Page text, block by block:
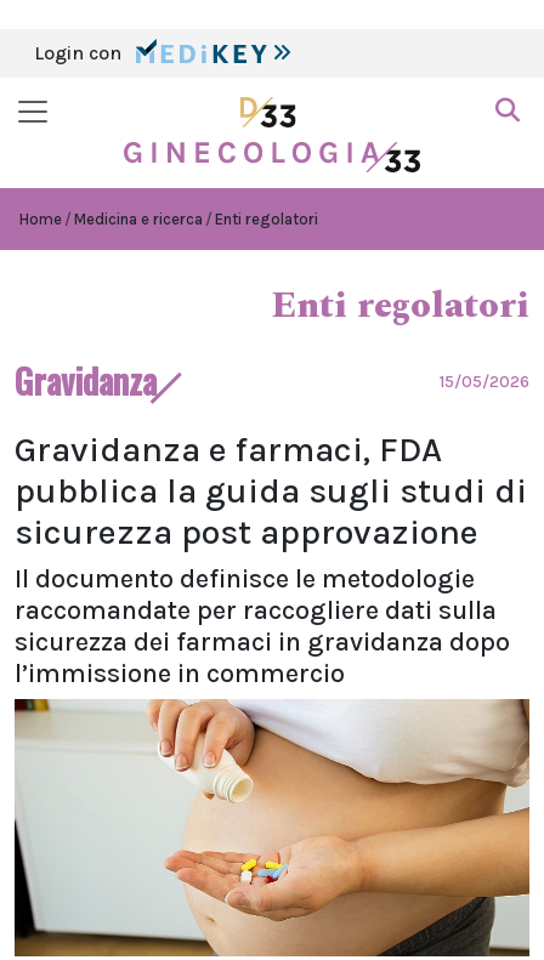
Login con
Home Medicina e ricerca Enti regolatori
Enti regolatori
Gravidanza 15/05/2026
Gravidanza e farmaci, FDA
pubblica la guida sugli studi di
sicurezza post approvazione
Il documento definisce le metodologie
raccomandate per raccogliere dati sulla
sicurezza dei farmaci in gravidanza dopo
l’immissione in commercio